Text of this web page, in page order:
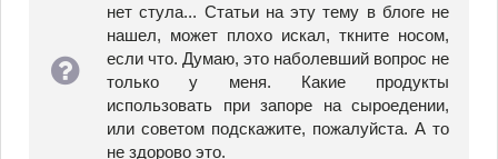
нет стула... Статьи на эту тему в блоге не
нашел, может плохо искал, ткните носом,
если что. Думаю, это наболевший вопрос не
только у меня. Какие продукты
использовать при запоре на сыроедении,
или советом подскажите, пожалуйста. А то
не здорово это.